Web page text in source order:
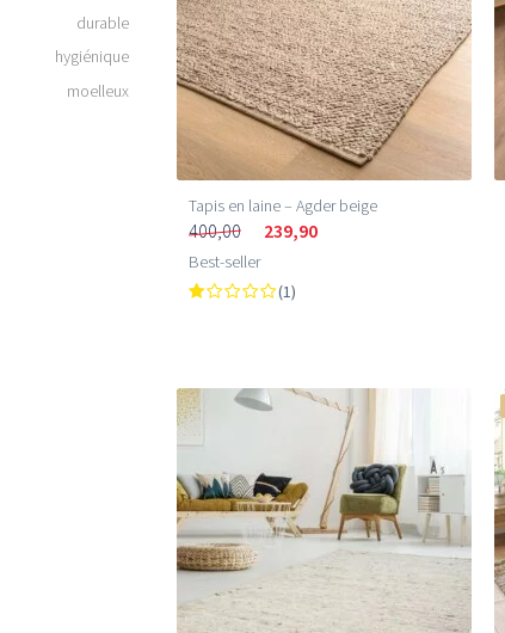
durable
hygiénique
moelleux
Tapis en laine – Agder beige
400,00 239,90
Best-seller
(1)